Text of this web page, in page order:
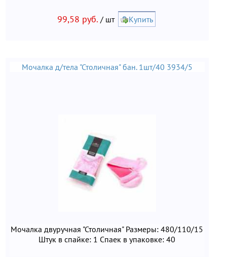
99,58 руб. / шт Купить
Мочалка д/тела "Столичная" бан. 1шт/40 3934/5
Мочалка двуручная "Столичная" Размеры: 480/110/15
Штук в спайке: 1 Спаек в упаковке: 40